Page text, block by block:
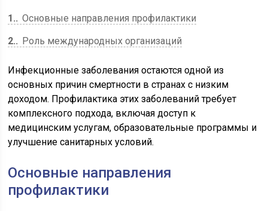
1.
Основные направления профилактики
2.
Роль международных организаций
Инфекционные заболевания остаются одной из
основных причин смертности в странах с низким
доходом. Профилактика этих заболеваний требует
комплексного подхода, включая доступ к
медицинским услугам, образовательные программы и
улучшение санитарных условий.
Основные направления
профилактики